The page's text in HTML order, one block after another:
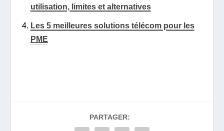
utilisation, limites et alternatives
Les 5 meilleures solutions télécom pour les
PME
PARTAGER: